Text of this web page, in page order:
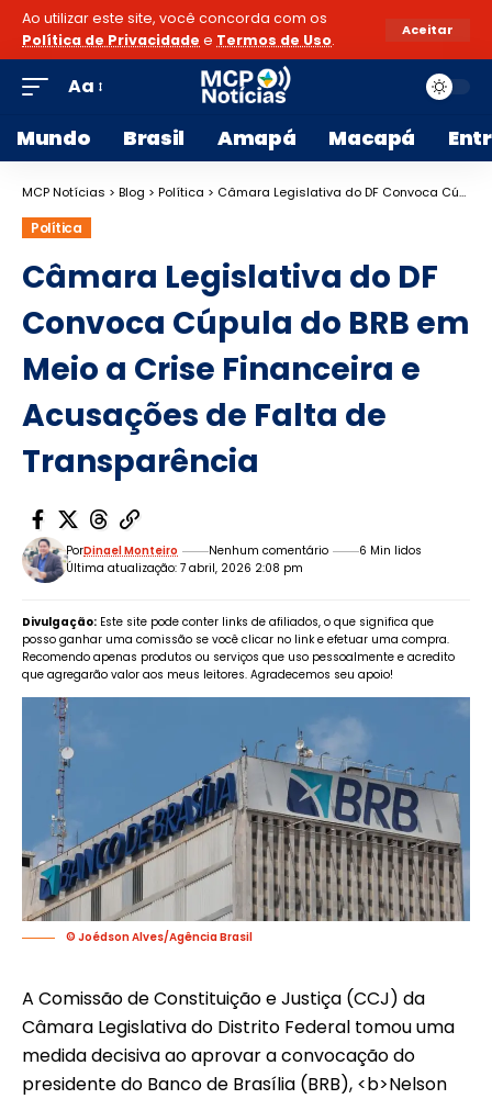
Ao utilizar este site, você concorda com os
Política de Privacidade e Termos de Uso.
Aceitar
Aa
Mundo Brasil Amapá Macapá
MCP Notícias > Blog > Política > Câmara Legislativa do DF Convoca Cúpula do BRB em Meio a Crise Financeira e Acusações de Falta de Transparência
Política
Câmara Legislativa do DF
Convoca Cúpula do BRB em
Meio a Crise Financeira e
Acusações de Falta de
Transparência
Última atualização: 7 abril, 2026 2:08 pm
PorDinael Monteiro Nenhum comentário 6 Min lidos
Divulgação: Este site pode conter links de afiliados, o que significa que
posso ganhar uma comissão se você clicar no link e efetuar uma compra.
Recomendo apenas produtos ou serviços que uso pessoalmente e acredito
que agregarão valor aos meus leitores. Agradecemos seu apoio!
© Joédson Alves/Agência Brasil
A Comissão de Constituição e Justiça (CCJ) da
Câmara Legislativa do Distrito Federal tomou uma
medida decisiva ao aprovar a convocação do
presidente do Banco de Brasília (BRB), <b>Nelson